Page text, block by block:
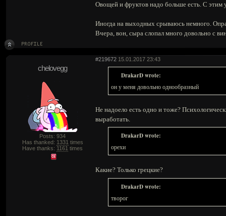
Овощей и фруктов надо больше есть. С этим
Иногда на выходных срываюсь немного.
Вчера, вон, сыра слопал много довольно с
#219672 15.01.2017 23:43
chelovegg
Posts: 934
Has thanked: 1331 times
Have thanks: 1161 times
DrakarD wrote:
он у меня довольно однообразный
Не надоело есть одно и тоже?
выработать.
DrakarD wrote:
орехи
Какие? Только грецкие?
DrakarD wrote:
творог